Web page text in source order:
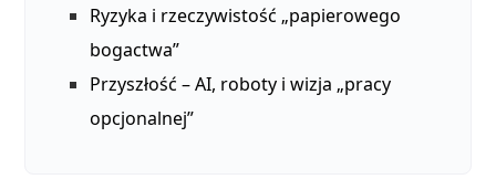
Ryzyka i rzeczywistość „papierowego
bogactwa”
Przyszłość – AI, roboty i wizja „pracy
opcjonalnej”